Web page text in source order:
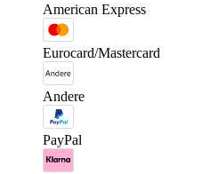
American Express
Eurocard/Mastercard
Andere
PayPal